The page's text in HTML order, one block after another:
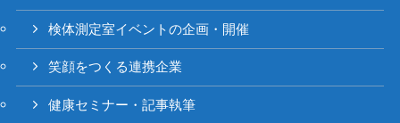
検体測定室イベントの企画・開催
笑顔をつくる連携企業
健康セミナー・記事執筆